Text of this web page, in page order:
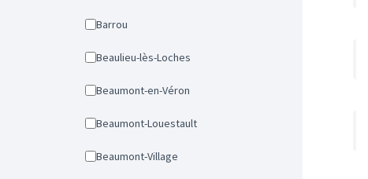
Barrou
Beaulieu-lès-Loches
Beaumont-en-Véron
Beaumont-Louestault
Beaumont-Village